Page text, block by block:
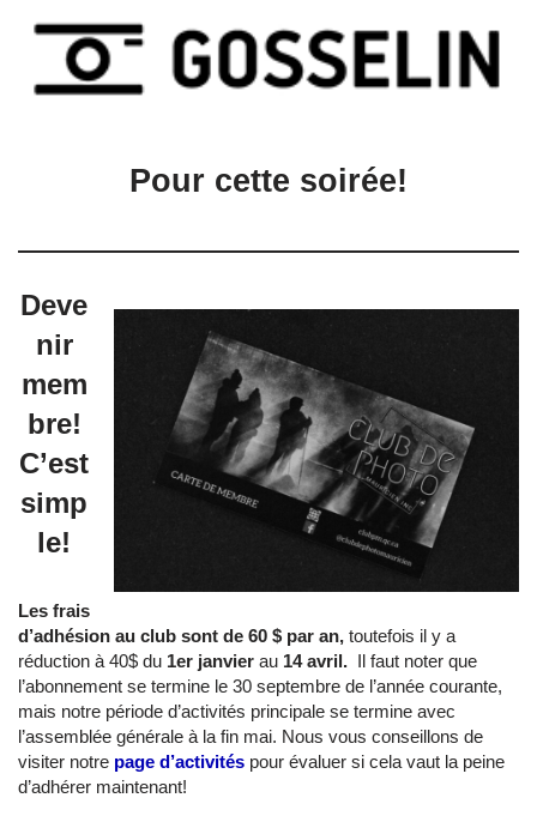
Pour cette soirée!
Deve
nir
mem
bre!
C’est
simp
le!
Les frais
d’adhésion au club sont de 60 $ par an, toutefois il y a
réduction à 40$ du 1er janvier au 14 avril. Il faut noter que
l’abonnement se termine le 30 septembre de l’année courante,
mais notre période d’activités principale se termine avec
l’assemblée générale à la fin mai. Nous vous conseillons de
visiter notre page d’activités pour évaluer si cela vaut la peine
d’adhérer maintenant!